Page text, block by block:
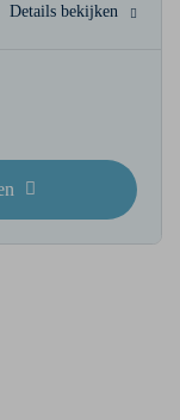
Details bekijken